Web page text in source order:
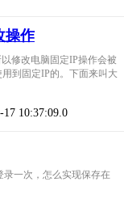
操作
修改电脑固定IP操作会被
到固定IP的。下面来叫大
17 10:37:09.0
录一次，怎么实现保存在